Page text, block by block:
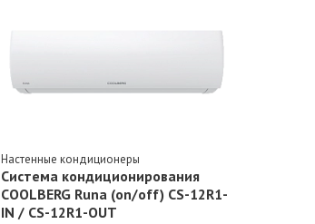
Настенные кондиционеры
Система кондиционирования
СOOLBERG Runa (on/off) CS-12R1-
IN / CS-12R1-OUT